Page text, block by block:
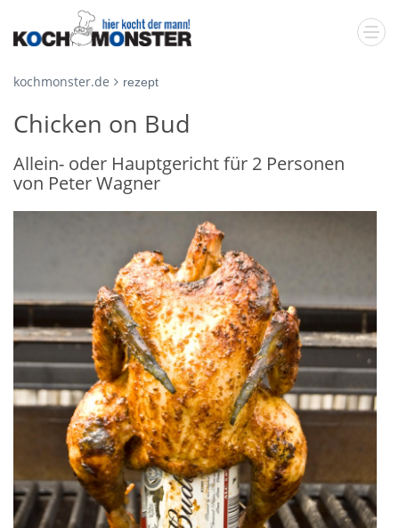
kochmonster.de rezept
Chicken on Bud
Allein- oder Hauptgericht für 2 Personen
von Peter Wagner